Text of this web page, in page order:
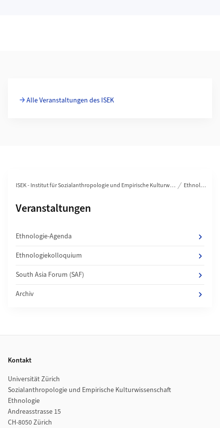
Alle Veranstaltungen des ISEK
ISEK - Institut für Sozialanthropologie und Empirische Kulturwissenschaft Ethnologie
Unterseiten von
Veranstaltungen
Ethnologie-Agenda
Ethnologiekolloquium
South Asia Forum (SAF)
Archiv
Kontakt
Universität Zürich
Sozialanthropologie und Empirische Kulturwissenschaft
Ethnologie
Andreasstrasse 15
CH-8050 Zürich